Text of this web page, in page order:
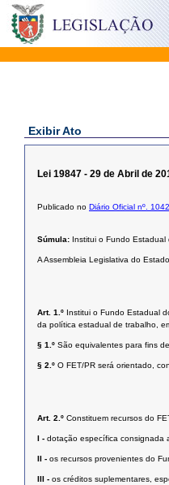
Exibir Ato
Lei 19847 - 29 de Abril de
Publicado no Diário Oficial nº.
Súmula: Institui o Fundo
A Assembleia Legislativa do
Art. 1.º Institui o Fundo Estadual
da política estadual de trabalho,
§ 1.º São equivalentes para fins
§ 2.º O FET/PR será orientado,
Art. 2.º Constituem recursos do
I - dotação específica consignada
II - os recursos provenientes do
III - os créditos suplementares,